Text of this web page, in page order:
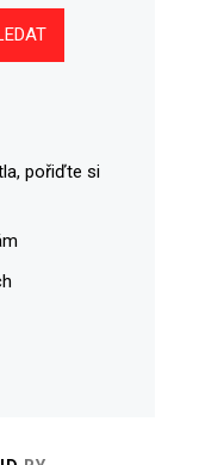
pořiďte si